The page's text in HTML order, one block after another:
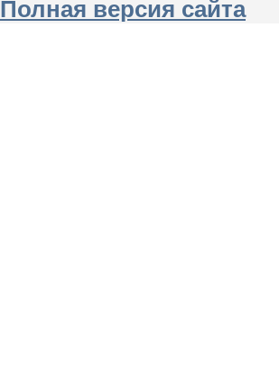
Полная версия сайта